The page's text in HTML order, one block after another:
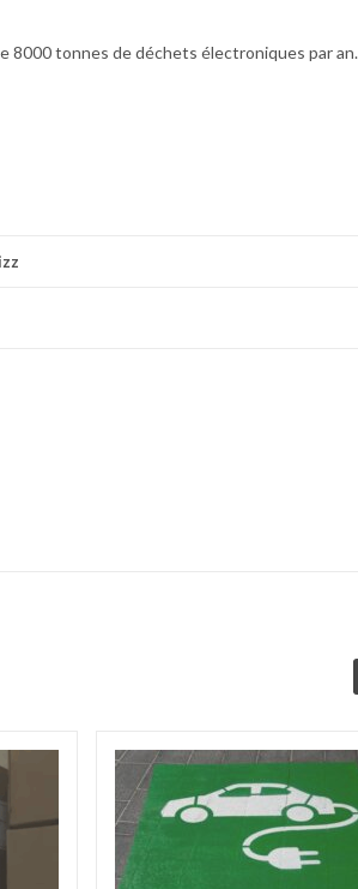
8000 tonnes de déchets électroniques par